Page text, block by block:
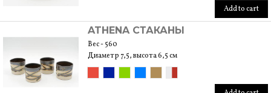
Add to cart
ATHENA СТАКАНЫ
Вес - 560
Диаметр 7,5, высота 6,5 см